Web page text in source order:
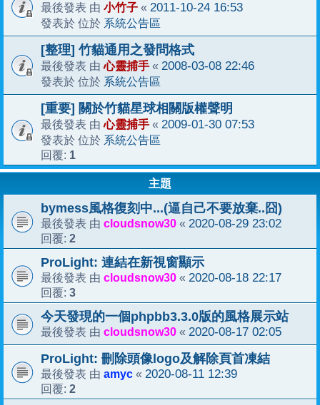
最後發表 由 小竹子 « 2011-10-24 16:53
發表於 位於 系統公告區
[整理] 竹貓通用之發問格式
最後發表 由心靈捕手 « 2008-03-08 22:46
發表於 位於 系統公告區
[重要] 關於竹貓星球相關版權聲明
最後發表 由心靈捕手 « 2009-01-30 07:53
發表於 位於 系統公告區
回覆: 1
主題
bymess風格復刻中...(逼自己不要放棄..囧)
最後發表 由 cloudsnow30 « 2020-08-29 23:02
回覆: 2
ProLight: 連結在新視窗顯示
最後發表 由 cloudsnow30 « 2020-08-18 22:17
回覆: 3
今天發現的一個phpbb3.3.0版的風格展示站
最後發表 由 cloudsnow30 « 2020-08-17 02:05
ProLight: 刪除頭像logo及解除頁首凍結
最後發表 由 amyc « 2020-08-11 12:39
回覆: 2